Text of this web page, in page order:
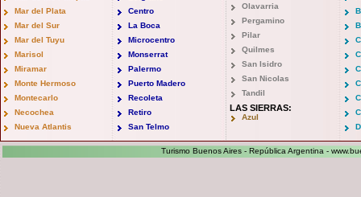
Mar del Plata
Mar del Sur
Mar del Tuyu
Marisol
Miramar
Monte Hermoso
Montecarlo
Necochea
Nueva Atlantis
Centro
La Boca
Microcentro
Monserrat
Palermo
Puerto Madero
Recoleta
Retiro
San Telmo
Olavarria
Pergamino
Pilar
Quilmes
San Isidro
San Nicolas
Tandil
LAS SIERRAS:
Azul
Turismo Buenos Aires - República Argentina -